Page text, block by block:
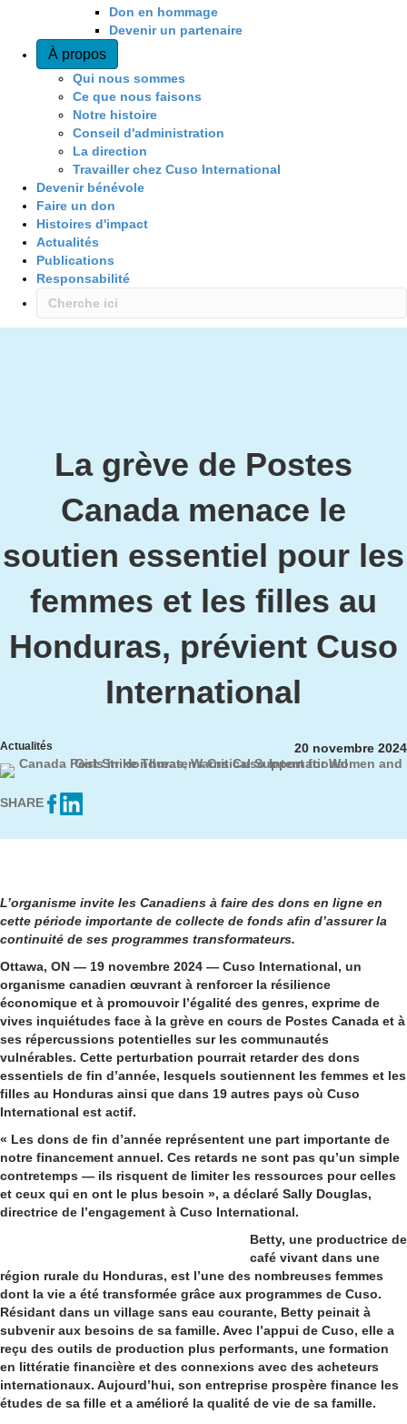
Don en hommage
Devenir un partenaire
À propos
Qui nous sommes
Ce que nous faisons
Notre histoire
Conseil d'administration
La direction
Travailler chez Cuso International
Devenir bénévole
Faire un don
Histoires d'impact
Actualités
Publications
Responsabilité
La grève de Postes
Canada menace le
soutien essentiel pour les
femmes et les filles au
Honduras, prévient Cuso
International
Actualités 20 novembre 2024
SHARE
L’organisme invite les Canadiens à faire des dons en ligne en
cette période importante de collecte de fonds afin d’assurer la
continuité de ses programmes transformateurs.
Ottawa, ON — 19 novembre 2024 — Cuso International, un
organisme canadien œuvrant à renforcer la résilience
économique et à promouvoir l’égalité des genres, exprime de
vives inquiétudes face à la grève en cours de Postes Canada et à
ses répercussions potentielles sur les communautés
vulnérables. Cette perturbation pourrait retarder des dons
essentiels de fin d’année, lesquels soutiennent les femmes et les
filles au Honduras ainsi que dans 19 autres pays où Cuso
International est actif.
« Les dons de fin d’année représentent une part importante de
notre financement annuel. Ces retards ne sont pas qu’un simple
contretemps — ils risquent de limiter les ressources pour celles
et ceux qui en ont le plus besoin », a déclaré Sally Douglas,
directrice de l’engagement à Cuso International.
Betty, une productrice de
café vivant dans une
région rurale du Honduras, est l’une des nombreuses femmes
dont la vie a été transformée grâce aux programmes de Cuso.
Résidant dans un village sans eau courante, Betty peinait à
subvenir aux besoins de sa famille. Avec l’appui de Cuso, elle a
reçu des outils de production plus performants, une formation
en littératie financière et des connexions avec des acheteurs
internationaux. Aujourd’hui, son entreprise prospère finance les
études de sa fille et a amélioré la qualité de vie de sa famille.